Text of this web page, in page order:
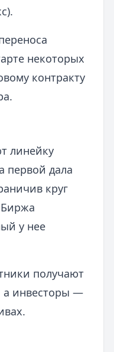
некоторых
контракту
линейку
первой дала
круг
у нее
получают
а инвесторы —